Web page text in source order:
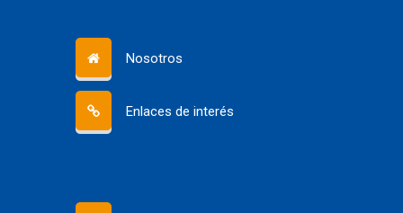
Nosotros
Enlaces de interés